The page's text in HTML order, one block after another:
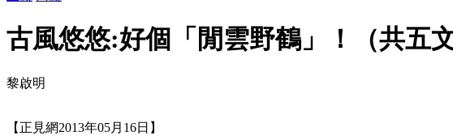
古風悠悠:好個「閒雲野鶴」！（共五文
黎啟明
【正見網2013年05月16日】